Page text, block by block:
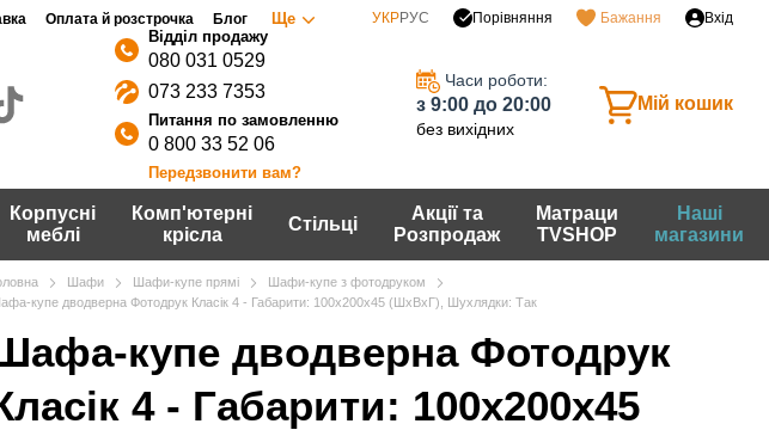
Оплата й розстрочка Блог Ще УКРРУС Порівняння Бажання Вхід
080 031 0529
073 233 7353
0 800 33 52 06
Передзвонити вам?
Часи роботи:
з 9:00 до 20:00
без вихідних
Мій кошик
Корпусні
меблі
Комп'ютерні
крісла
Стільці
Акції та
Розпродаж
Матраци
TVSHOP
Наші
магазини
Шафи Шафи-купе прямі
Шафи-купе з фотодруком
купе дводверна Фотодрук Класік 4 - Габарити: 100х200х45 (ШхВхГ), Шухлядки: Так
купе дводверна Фотодрук
4 - Габарити: 100х200х45